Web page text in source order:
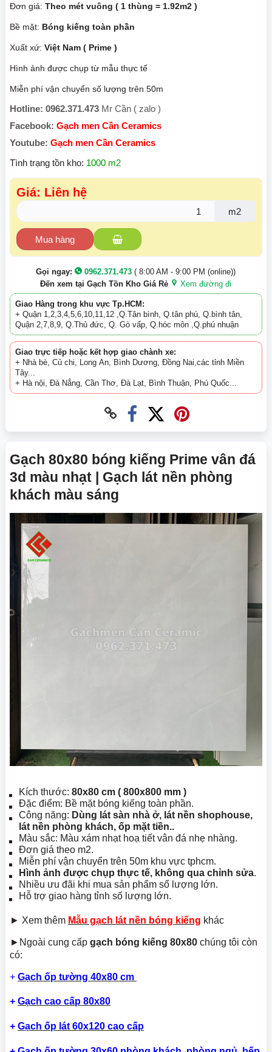
Đơn giá: Theo mét vuông ( 1 thùng = 1.92m2 )
Bề mặt: Bóng kiếng toàn phần
Xuất xứ: Việt Nam ( Prime )
Hình ảnh được chụp từ mẫu thực tế
Miễn phí vận chuyển số lượng trên 50m
Hotline: 0962.371.473 Mr Cần ( zalo )
Facebook: Gạch men Cần Ceramics
Youtube: Gạch men Cần Ceramics
Tình trạng tồn kho: 1000 m2
Giá: Liên hệ
m2
Mua hàng
Gọi ngay: 0962.371.473 ( 8:00 AM - 9:00 PM (online))
Đến xem tại Gạch Tồn Kho Giá Rẻ
Xem đường đi
Giao Hàng trong khu vực Tp.HCM:
+ Quận 1,2,3,4,5,6,10,11,12 ,Q.Tân bình, Q.tân phú, Q.bình tân,
Quận 2,7,8,9, Q.Thủ đức, Q. Gò vấp, Q.hóc môn ,Q.phú nhuận
Giao trực tiếp hoặc kết hợp giao chành xe:
+ Nhà bè, Củ chi, Long An, Bình Dương, Đồng Nai,các tỉnh Miền
Tây...
+ Hà nội, Đà Nẳng, Cần Thơ, Đà Lạt, Bình Thuận, Phú Quốc...
Gạch 80x80 bóng kiếng Prime vân đá
3d màu nhạt | Gạch lát nền phòng
khách màu sáng
Kích thước: 80x80 cm ( 800x800 mm )
Đặc điểm: Bề mặt bóng kiếng toàn phần.
Công năng: Dùng lát sàn nhà ở, lát nền shophouse,
lát nền phòng khách, ốp mặt tiền..
Màu sắc: Màu xám nhạt hoạ tiết vân đá nhẹ nhàng.
Đơn giá theo m2.
Miễn phí vận chuyển trên 50m khu vực tphcm.
Hình ảnh được chụp thực tế, không qua chỉnh sửa.
Nhiều ưu đãi khi mua sản phẩm sổ lượng lớn.
Hỗ trợ giao hàng tỉnh số lượng lớn.
► Xem thêm Mẫu gạch lát nền bóng kiếng khác
►Ngoài cung cấp gạch bóng kiếng 80x80 chúng tôi còn
có:
+ Gạch ốp tường 40x80 cm
+ Gạch cao cấp 80x80
+ Gạch ốp lát 60x120 cao cấp